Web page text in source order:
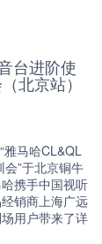
台进阶使
北京站）
马哈CL&QL
”于北京铜牛
携手中国视听
销商上海广远
用户带来了详